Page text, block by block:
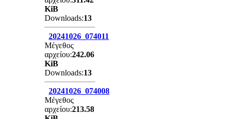
KiB
Downloads:13
20241026_074011
Μέγεθος
αρχείου:242.06
KiB
Downloads:13
20241026_074008
Μέγεθος
αρχείου:213.58